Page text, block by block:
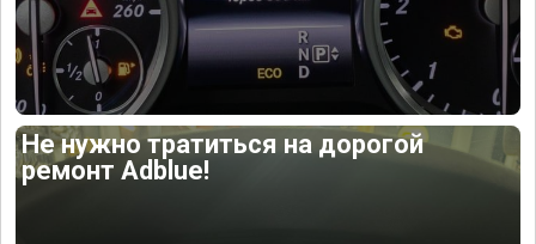
Не нужно тратиться на дорогой
ремонт Adblue!